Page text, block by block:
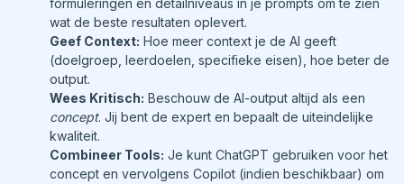
formuleringen en detailniveaus in je prompts om te zien
wat de beste resultaten oplevert.
Geef Context: Hoe meer context je de AI geeft
(doelgroep, leerdoelen, specifieke eisen), hoe beter de
output.
Wees Kritisch: Beschouw de AI-output altijd als een
concept. Jij bent de expert en bepaalt de uiteindelijke
kwaliteit.
Combineer Tools: Je kunt ChatGPT gebruiken voor het
concept en vervolgens Copilot (indien beschikbaar) om